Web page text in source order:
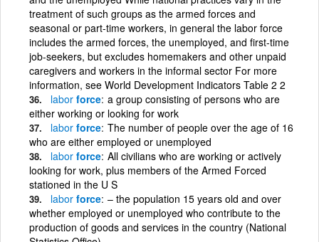
treatment of such groups as the armed forces and
seasonal or part-time workers, in general the labor force
includes the armed forces, the unemployed, and first-time
job-seekers, but excludes homemakers and other unpaid
caregivers and workers in the informal sector For more
information, see World Development Indicators Table 2 2
labor force a group consisting of persons who are
either working or looking for work
labor force The number of people over the age of 16
who are either employed or unemployed
labor force All civilians who are working or actively
looking for work, plus members of the Armed Forced
stationed in the U S
labor force – the population 15 years old and over
whether employed or unemployed who contribute to the
production of goods and services in the country (National